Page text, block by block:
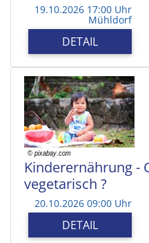
19.10.2026 17:00 Uhr
Mühldorf
DETAIL
Kinderernährung -
vegetarisch ?
20.10.2026 09:00 Uhr
DETAIL